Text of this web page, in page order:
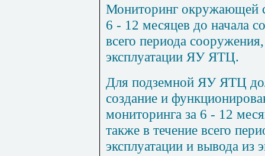
Мониторинг окружающей
6 - 12 месяцев до начала
всего периода
эксплуатации ЯУ ЯТЦ.
Для подземной ЯУ ЯТЦ
создание и
мониторинга за 6 - 12
также в течение всего
эксплуатации и вывода